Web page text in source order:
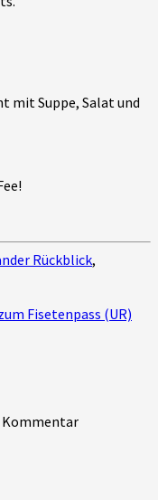
mit Suppe, Salat und
Rückblick,
Fisetenpass (UR)
Kommentar